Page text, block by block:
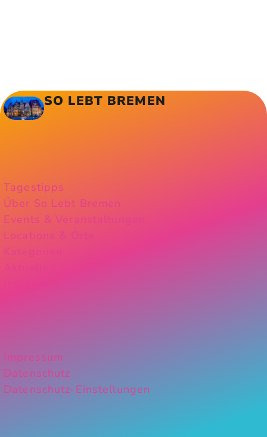
SO LEBT BREMEN
Tagestipps
Über So Lebt Bremen
Events & Veranstaltungen
Locations & Orte
Kategorien
Impressum
Datenschutz
Datenschutz-Einstellungen